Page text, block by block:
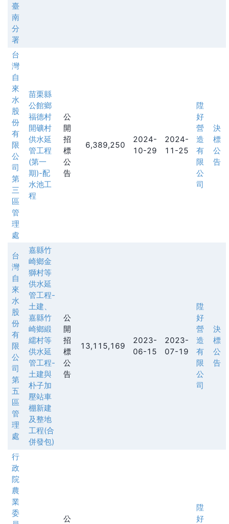
臺
南
分
署
台
灣
自
來
水
股
份
有
限
公
司
第
三
區
管
理
處
苗栗縣
公館鄉
福德村
開礦村
供水延
管工程
(第一
期)-配
水池工
程
公
開
招
標
公
告
6,389,250
2024-
10-29
2024-
11-25
陞
好
營
造
有
限
公
司
決
標
公
告
台
灣
自
來
水
股
份
有
限
公
司
第
五
區
管
理
處
嘉縣竹
崎鄉金
獅村等
供水延
管工程-
土建、
嘉縣竹
崎鄉緞
繻村等
供水延
管工程-
土建與
朴子加
壓站車
棚新建
及整地
工程(合
併發包)
公
開
招
標
公
告
13,115,169
2023-
06-15
2023-
07-19
陞
好
營
造
有
限
公
司
決
標
公
告
行
政
院
農
業
委
公
陞
好